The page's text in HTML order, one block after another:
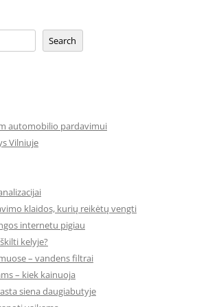
Search
automobilio pardavimui
Vilniuje
klaidos, kurių reikėtų vengti
internetu pigiau
kelyje?
– vandens filtrai
– kiek kainuoja
siena daugiabutyje